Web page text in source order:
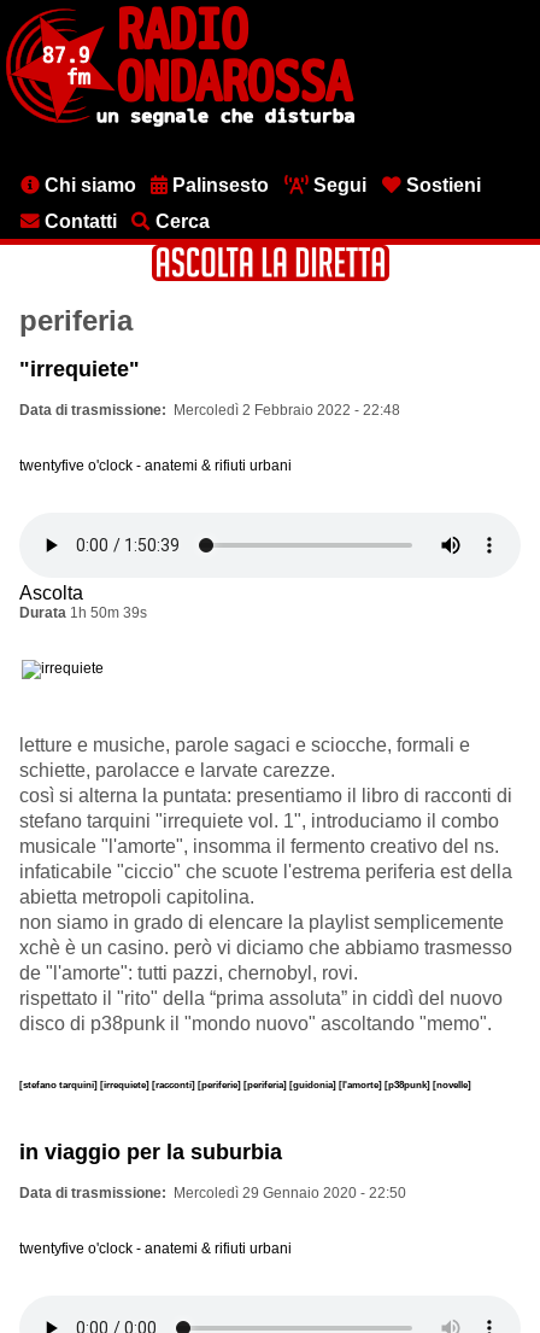
contenuto
principale
MenuChi siamo Palinsesto Segui
Sostieni
Contatti
Cerca
periferia
"irrequiete"
Data di trasmissione Mercoledì 2 Febbraio 2022 - 22:48
twentyfive o'clock - anatemi & rifiuti urbani
Ascolta
Durata 1h 50m 39s
letture e musiche, parole sagaci e sciocche, formali e
schiette, parolacce e larvate carezze.
così si alterna la puntata: presentiamo il libro di racconti di
stefano tarquini "irrequiete vol. 1", introduciamo il combo
musicale "l'amorte", insomma il fermento creativo del ns.
infaticabile "ciccio" che scuote l'estrema periferia est della
abietta metropoli capitolina.
non siamo in grado di elencare la playlist semplicemente
xchè è un casino. però vi diciamo che abbiamo trasmesso
de "l'amorte": tutti pazzi, chernobyl, rovi.
rispettato il "rito" della “prima assoluta” in ciddì del nuovo
disco di p38punk il "mondo nuovo" ascoltando "memo".
[stefano tarquini] [irrequiete] [racconti] [periferie] [periferia] [guidonia] [l'amorte] [p38punk] [novelle]
in viaggio per la suburbia
Data di trasmissione Mercoledì 29 Gennaio 2020 - 22:50
twentyfive o'clock - anatemi & rifiuti urbani